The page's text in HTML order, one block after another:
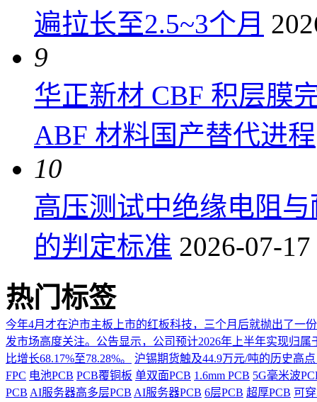
遍拉长至2.5~3个月
9
华正新材 CBF 积层膜
ABF 材料国产替代进程
10
高压测试中绝缘电阻
的判定标准 2026-07-17
热门标签
今年4月才在沪市主板上市的红板科技，三个月后就抛出了一
发市场高度关注。公告显示，公司预计2026年上半年实现归
比增长68.17%至78.28%。
沪锡期货触及44.9万元/吨的历史高
FPC 电池PCB PCB覆铜板 单双面PCB 1.6mm PCB 5G毫米波
PCB AI服务器高多层PCB AI服务器PCB 6层PCB 超厚PCB 可